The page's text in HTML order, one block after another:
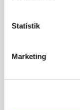
Statistik
Marketing